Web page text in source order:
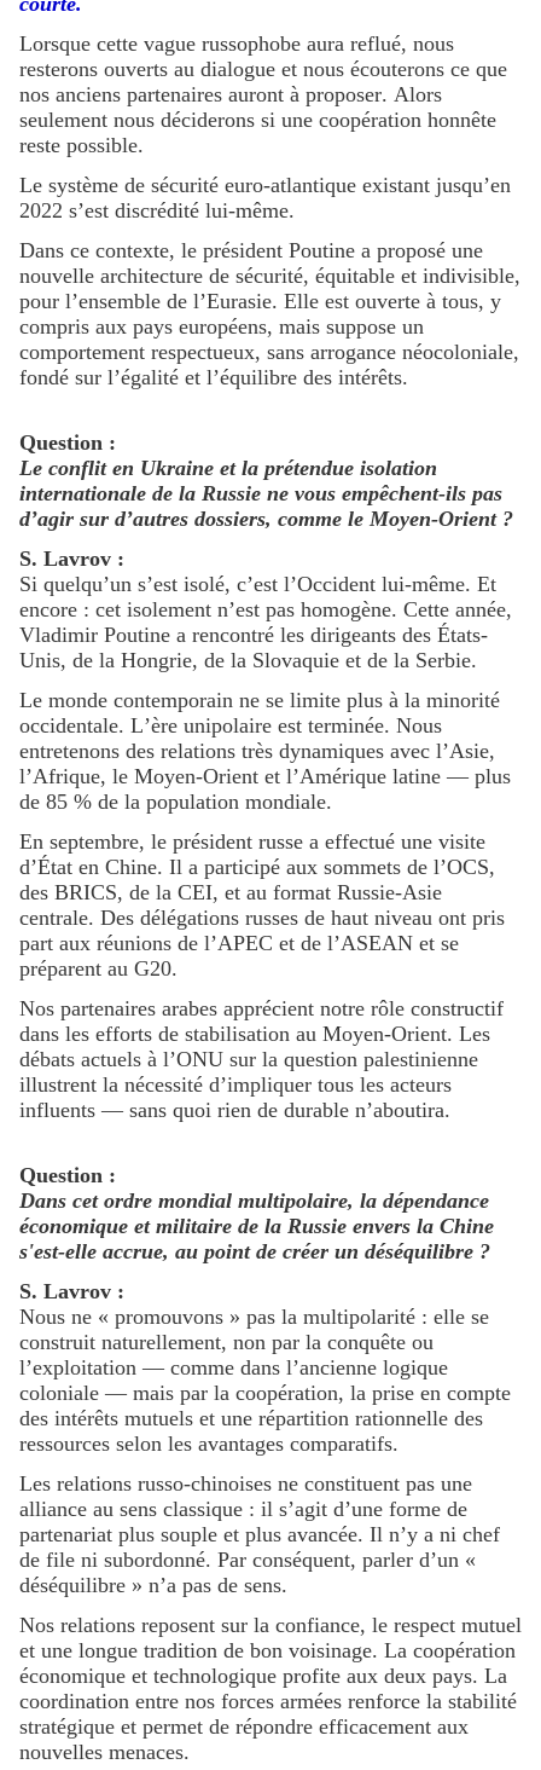
Lorsque cette vague russophobe aura reflué, nous
resterons ouverts au dialogue et nous écouterons ce que
nos anciens partenaires auront à proposer. Alors
seulement nous déciderons si une coopération honnête
reste possible.
Le système de sécurité euro-atlantique existant jusqu’en
2022 s’est discrédité lui-même.
Dans ce contexte, le président Poutine a proposé une
nouvelle architecture de sécurité, équitable et indivisible,
pour l’ensemble de l’Eurasie. Elle est ouverte à tous, y
compris aux pays européens, mais suppose un
comportement respectueux, sans arrogance néocoloniale,
fondé sur l’égalité et l’équilibre des intérêts.
Question :
Le conflit en Ukraine et la prétendue isolation
internationale de la Russie ne vous empêchent-ils pas
d’agir sur d’autres dossiers, comme le Moyen-Orient ?
S. Lavrov :
Si quelqu’un s’est isolé, c’est l’Occident lui-même. Et
encore : cet isolement n’est pas homogène. Cette année,
Vladimir Poutine a rencontré les dirigeants des États-
Unis, de la Hongrie, de la Slovaquie et de la Serbie.
Le monde contemporain ne se limite plus à la minorité
occidentale. L’ère unipolaire est terminée. Nous
entretenons des relations très dynamiques avec l’Asie,
l’Afrique, le Moyen-Orient et l’Amérique latine — plus
de 85 % de la population mondiale.
En septembre, le président russe a effectué une visite
d’État en Chine. Il a participé aux sommets de l’OCS,
des BRICS, de la CEI, et au format Russie-Asie
centrale. Des délégations russes de haut niveau ont pris
part aux réunions de l’APEC et de l’ASEAN et se
préparent au G20.
Nos partenaires arabes apprécient notre rôle constructif
dans les efforts de stabilisation au Moyen-Orient. Les
débats actuels à l’ONU sur la question palestinienne
illustrent la nécessité d’impliquer tous les acteurs
influents — sans quoi rien de durable n’aboutira.
Question :
Dans cet ordre mondial multipolaire, la dépendance
économique et militaire de la Russie envers la Chine
s'est-elle accrue, au point de créer un déséquilibre ?
S. Lavrov :
Nous ne « promouvons » pas la multipolarité : elle se
construit naturellement, non par la conquête ou
l’exploitation — comme dans l’ancienne logique
coloniale — mais par la coopération, la prise en compte
des intérêts mutuels et une répartition rationnelle des
ressources selon les avantages comparatifs.
Les relations russo-chinoises ne constituent pas une
alliance au sens classique : il s’agit d’une forme de
partenariat plus souple et plus avancée. Il n’y a ni chef
de file ni subordonné. Par conséquent, parler d’un «
déséquilibre » n’a pas de sens.
Nos relations reposent sur la confiance, le respect mutuel
et une longue tradition de bon voisinage. La coopération
économique et technologique profite aux deux pays. La
coordination entre nos forces armées renforce la stabilité
stratégique et permet de répondre efficacement aux
nouvelles menaces.